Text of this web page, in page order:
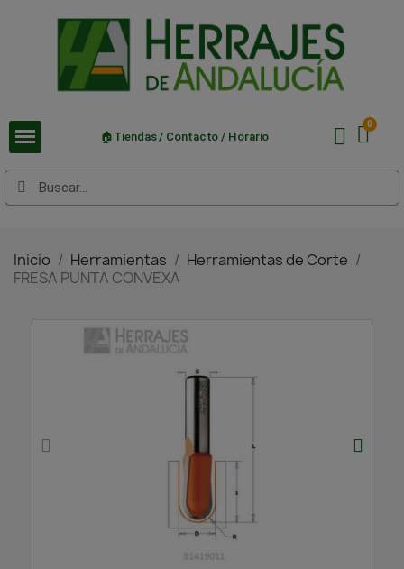
🏠Tiendas / Contacto / Horario
Inicio Herramientas
Herramientas de Corte
FRESA PUNTA CONVEXA